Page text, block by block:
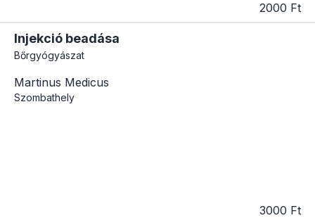
2000 Ft
Injekció beadása
Bőrgyógyászat
Martinus Medicus
Szombathely
3000 Ft